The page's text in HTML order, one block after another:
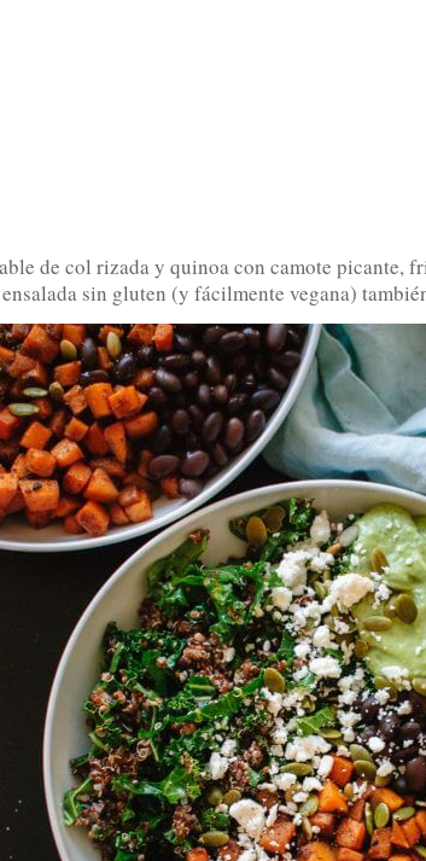
de col rizada y quinoa con camote picante,
ensalada sin gluten (y fácilmente vegana)